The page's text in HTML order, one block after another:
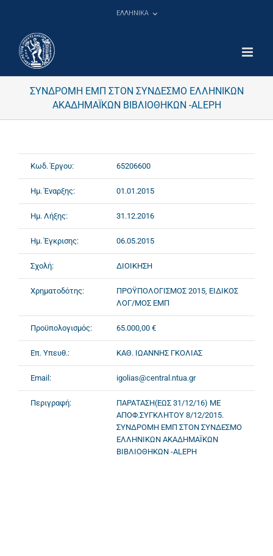
ΕΛΛΗΝΙΚΑ
ΣΥΝΔΡΟΜΗ ΕΜΠ ΣΤΟΝ ΣΥΝΔΕΣΜΟ ΕΛΛΗΝΙΚΩΝ
ΑΚΑΔΗΜΑΪΚΩΝ ΒΙΒΛΙΟΘΗΚΩΝ -ALEPH
Κωδ. Έργου: 65206600
Ημ. Έναρξης: 01.01.2015
Ημ. Λήξης: 31.12.2016
Ημ. Έγκρισης: 06.05.2015
Σχολή: ΔΙΟΙΚΗΣΗ
Χρηματοδότης:
ΠΡΟΫΠΟΛΟΓΙΣΜΟΣ 2015, ΕΙΔΙΚΟΣ
ΛΟΓ/ΜΟΣ ΕΜΠ
Προϋπολογισμός: 65.000,00 €
Επ. Υπευθ.: ΚΑΘ. ΙΩΑΝΝΗΣ ΓΚΟΛΙΑΣ
Email: igolias@central.ntua.gr
Περιγραφή:
ΠΑΡΑΤΑΣΗ(ΕΩΣ 31/12/16) ΜΕ
ΑΠΟΦ.ΣΥΓΚΛΗΤΟΥ 8/12/2015.
ΣΥΝΔΡΟΜΗ ΕΜΠ ΣΤΟΝ ΣΥΝΔΕΣΜΟ
ΕΛΛΗΝΙΚΩΝ ΑΚΑΔΗΜΑΪΚΩΝ
ΒΙΒΛΙΟΘΗΚΩΝ -ALEPH